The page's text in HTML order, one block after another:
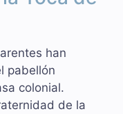
han
pabellón
colonial.
de la